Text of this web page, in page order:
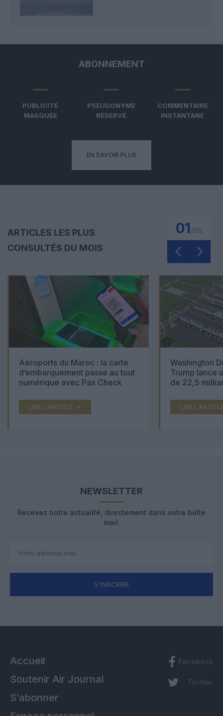
ABONNEMENT
PUBLICITÉ
MASQUÉE
PSEUDONYME
RÉSERVÉ
COMMENTAIRE
INSTANTANÉ
EN SAVOIR PLUS
ARTICLES LES PLUS
CONSULTÉS DU MOIS
01
Aéroports du Maroc : la carte
d’embarquement passe au tout
numérique avec Pax Check
LIRE L'ARTICLE
Washington
Trump lance
de 22,5
LIRE
NEWSLETTER
Recevez notre actualité, directement dans votre boîte
mail.
S'INSCRIRE
Accueil
Soutenir Air Journal
S’abonner